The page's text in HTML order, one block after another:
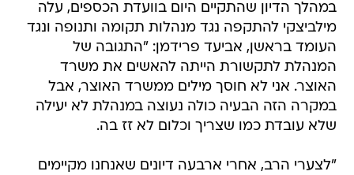
במהלך הדיון שהתקיים היום בוועדת הכספים, עלה
מילביצקי להתקפה נגד מנהלות תקומה ותנופה ונגד
העומד בראשן, אביעד פרידמן: "התגובה של
המנהלת לתקשורת הייתה להאשים את משרד
האוצר. אני לא חוסך מילים ממשרד האוצר, אבל
במקרה הזה הבעיה כולה נעוצה במנהלת לא יעילה
שלא עובדת כמו שצריך וכלום לא זז בה.
"לצערי הרב, אחרי ארבעה דיונים שאנחנו מקיימים